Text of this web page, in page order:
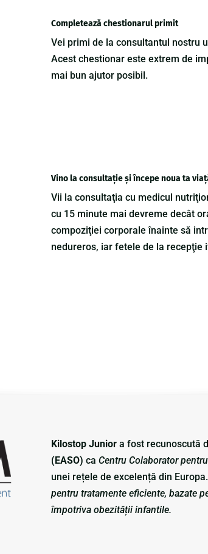
Completează chestionarul primit
Vei primi de la consultantul nostru
Acest chestionar este extrem de
mai bun ajutor posibil.
Vino la consultație și începe noua ta
Vii la consultaţia cu medicul
cu 15 minute mai devreme decât
compoziţiei corporale înainte să
nedureros, iar fetele de la recepţie
Kilostop Junior a fost recunoscută
(EASO) caCentru Colaborator
unei rețele de excelență din
pentru tratamente eficiente, bazate
împotriva obezității infantile.